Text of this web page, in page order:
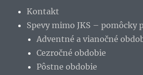
Kontakt
Spevy mimo JKS – pomôcky
Adventné a vianočné
Cezročné obdobie
Pôstne obdobie